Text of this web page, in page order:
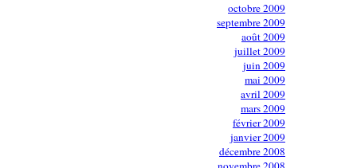
octobre 2009
septembre 2009
août 2009
juillet 2009
juin 2009
mai 2009
avril 2009
mars 2009
février 2009
janvier 2009
décembre 2008